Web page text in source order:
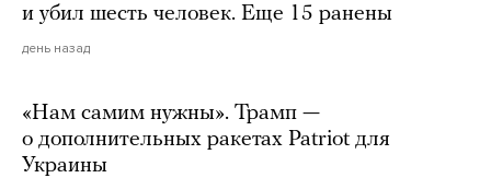
и убил шесть человек. Еще 15 ранены
день назад
«Нам самим нужны». Трамп —
о дополнительных ракетах Patriot для
Украины